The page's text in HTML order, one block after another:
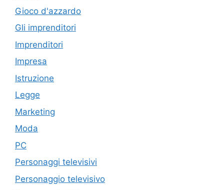
Gioco d'azzardo
Gli imprenditori
Imprenditori
Impresa
Istruzione
Legge
Marketing
Moda
PC
Personaggi televisivi
Personaggio televisivo